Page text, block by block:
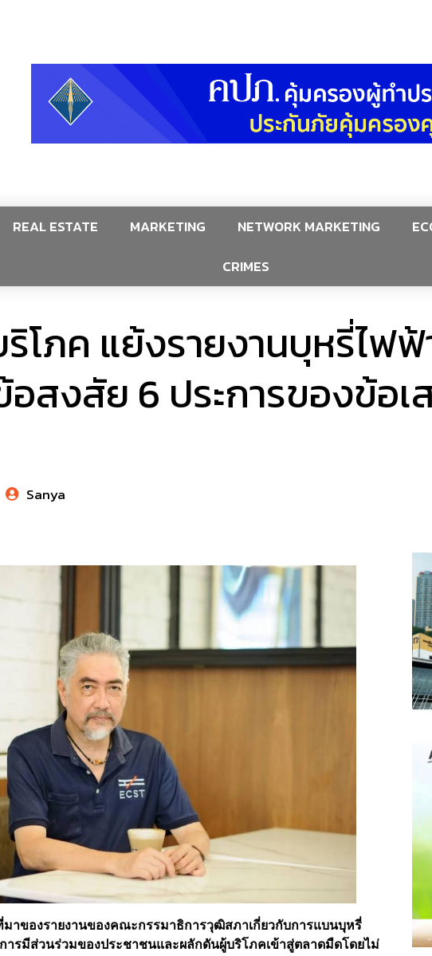
REAL ESTATE MARKETING NETWORK MARKETING
CRIMES
โภค แย้งรายงานบุหรี่ไฟฟ้
อสงสัย 6 ประการของข้อเ
Sanya
าของรายงานของคณะกรรมาธิการวุฒิสภาเกี่ยวกับการแบนบุหรี่
การมีส่วนร่วมของประชาชนและผลักดันผู้บริโภคเข้าสู่ตลาดมืดโดยไม่